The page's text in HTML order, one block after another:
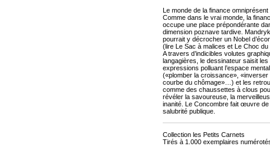
Le monde de la finance omniprésent
Comme dans le vrai monde, la
occupe une place prépondérante
dimension poznave tardive.
pourrait y décrocher un Nobel
(lire Le Sac à malices et Le Choc du
A travers d’indicibles volutes
langagières, le dessinateur saisit les
expressions polluant l’espace mental
(«plomber la croissance», «inverser
courbe du chômage»…) et les
comme des chaussettes à clous
révéler la savoureuse, la
inanité. Le Concombre fait œuvre de
salubrité publique.
Collection les Petits Carnets
Tirés à 1.000 exemplaires